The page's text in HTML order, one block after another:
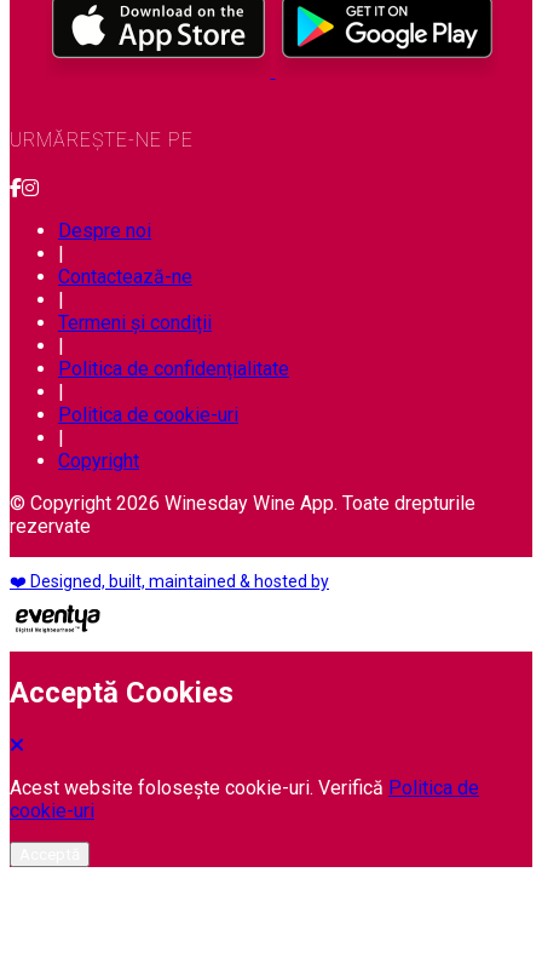
URMĂREȘTE-NE PE
Despre noi
|
Contactează-ne
|
Termeni și condiții
|
Politica de confidențialitate
|
Politica de cookie-uri
|
Copyright
© Copyright 2026 Winesday Wine App. Toate drepturile
rezervate
❤️ Designed, built, maintained & hosted by
Acceptă Cookies
Acest website folosește cookie-uri. Verifică Politica de
cookie-uri